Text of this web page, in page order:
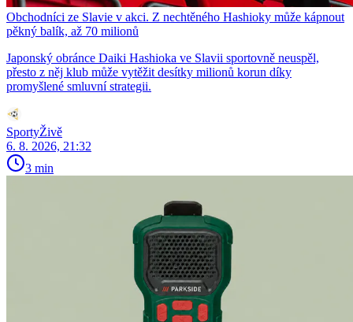
Obchodníci ze Slavie v akci. Z nechtěného Hashioky může kápnout
pěkný balík, až 70 milionů
Japonský obránce Daiki Hashioka ve Slavii sportovně neuspěl,
přesto z něj klub může vytěžit desítky milionů korun díky
promyšlené smluvní strategii.
SportyŽivě
6. 8. 2026, 21:32
3 min